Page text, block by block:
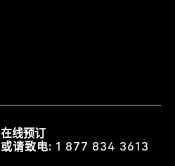
在线预订
或请致电: 1 877 834 3613